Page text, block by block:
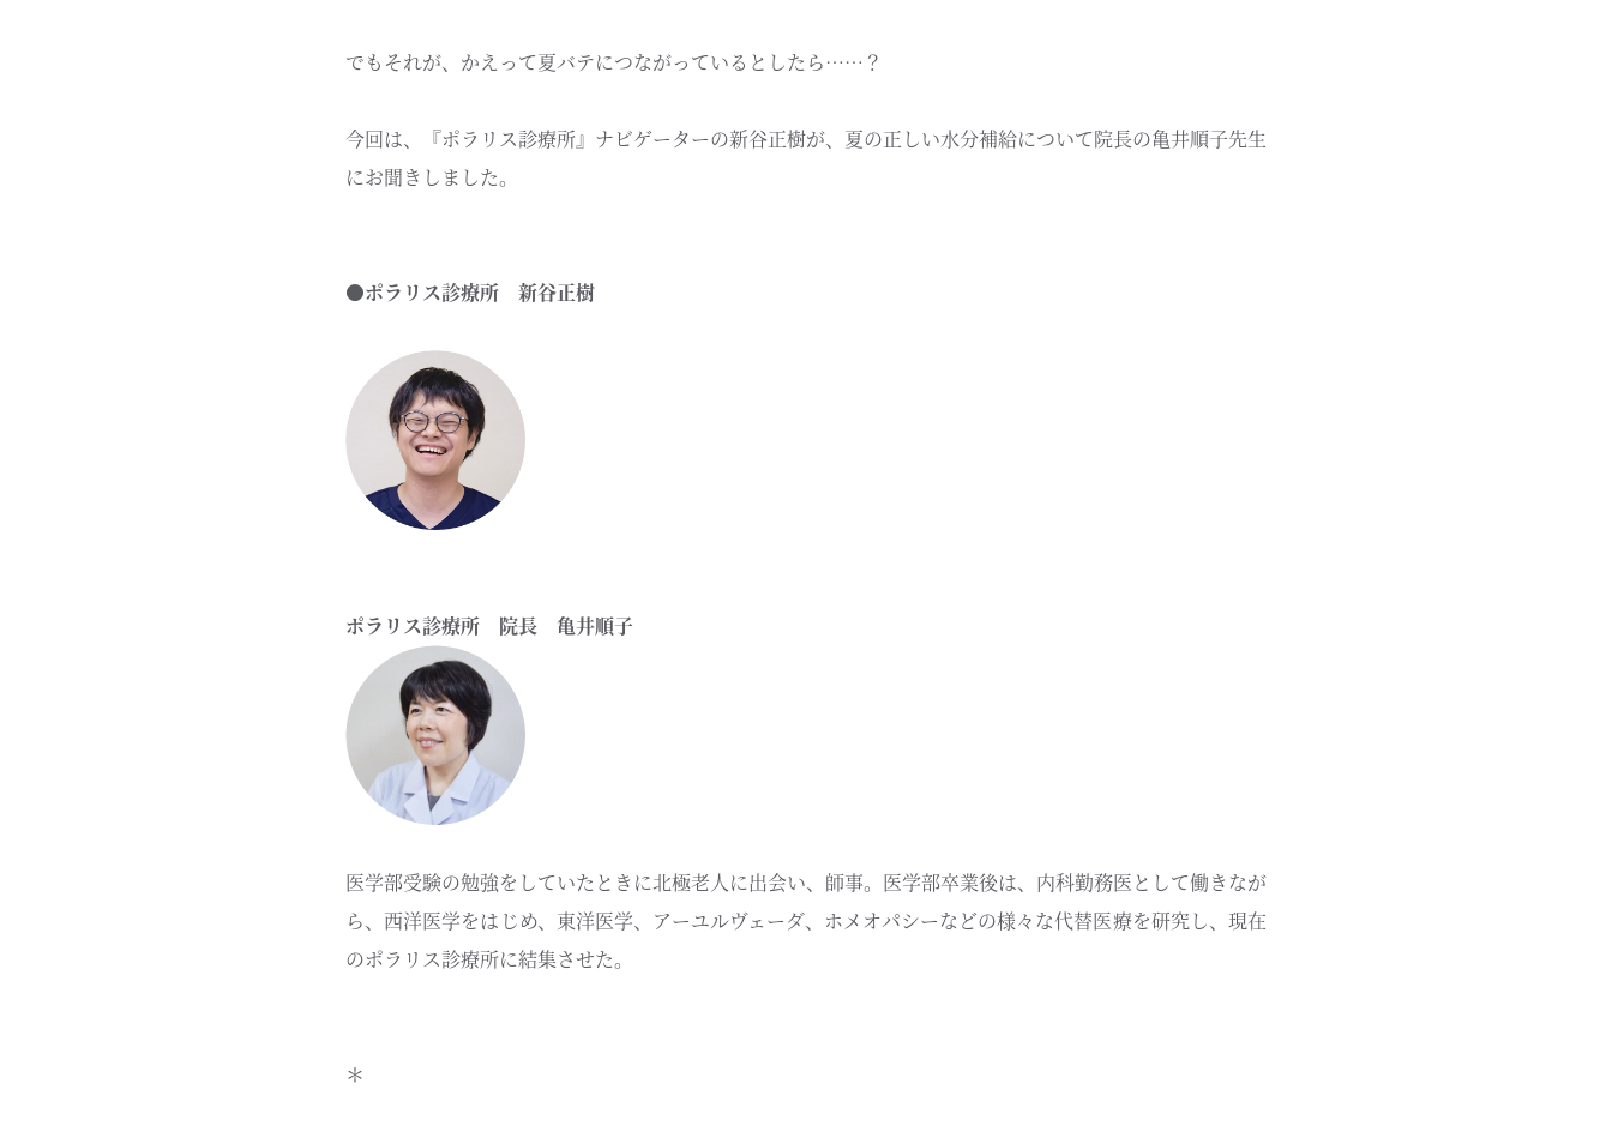
でもそれが、かえって夏バテにつながっているとしたら……？
今回は、『ポラリス診療所』ナビゲーターの新谷正樹が、夏の正しい水分補給について院長の亀井順子先生
にお聞きしました。
●ポラリス診療所 新谷正樹
ポラリス診療所 院長 亀井順子
医学部受験の勉強をしていたときに北極老人に出会い、師事。医学部卒業後は、内科勤務医として働きなが
ら、西洋医学をはじめ、東洋医学、アーユルヴェーダ、ホメオパシーなどの様々な代替医療を研究し、現在
のポラリス診療所に結集させた。
＊